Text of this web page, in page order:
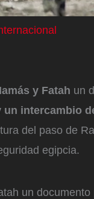
y Fatah un
un intercambio
del paso de
egipcia.
un